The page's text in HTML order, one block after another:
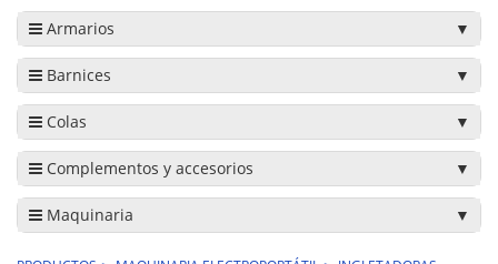
Armarios
Barnices
Colas
Complementos y accesorios
Maquinaria